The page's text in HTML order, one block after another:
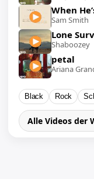
When
Sam Smith
Lone
Shaboozey
petal
Ariana
Black Rock
Alle Videos der